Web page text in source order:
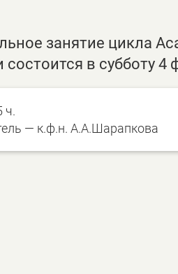
занятие цикла
состоится в субботу 4
ч.
— к.ф.н. А.А.Шарапкова